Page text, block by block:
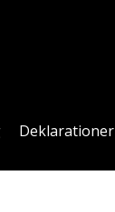
Deklarationer